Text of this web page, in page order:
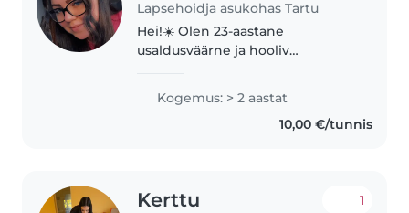
Lapsehoidja asukohas Tartu
Hei!☀️ Olen 23-aastane
usaldusväärne ja hooliv
kõrvalt. Töötan graafiku alusel,
mistõttu on minu ajad
Kogemus: > 2 aastat
10,00 €/tunnis
Kerttu 1